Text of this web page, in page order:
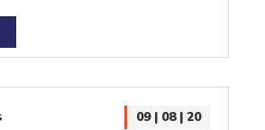
09 | 08 | 20